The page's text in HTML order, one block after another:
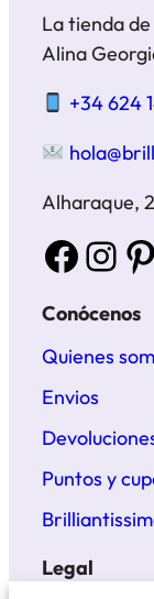
La tienda de
Alina
+34 624
Alharaque,
Facebook Instagram Pinterest
Conócenos
Quienes
Envios
Puntos y
Legal